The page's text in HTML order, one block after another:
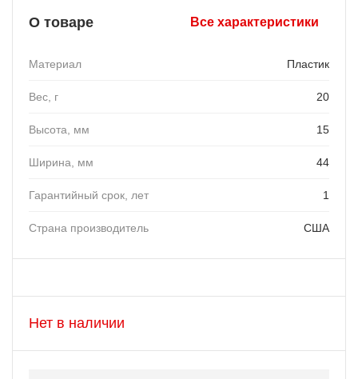
О товаре Все характеристики
Материал Пластик
Вес, г 20
Высота, мм 15
Ширина, мм 44
Гарантийный срок, лет 1
Страна производитель США
Нет в наличии